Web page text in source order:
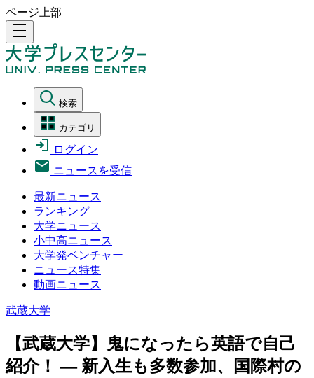
ページ上部
density_medium
検索
カテゴリ
ログイン
ニュースを受信
最新ニュース
ランキング
大学ニュース
小中高ニュース
大学発ベンチャー
ニュース特集
動画ニュース
武蔵大学
【武蔵大学】鬼になったら英語で自己
紹介！ — 新入生も多数参加、国際村の